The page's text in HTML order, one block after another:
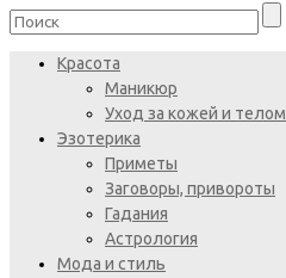
Красота
Маникюр
Уход за кожей и телом
Эзотерика
Приметы
Заговоры, привороты
Гадания
Астрология
Мода и стиль